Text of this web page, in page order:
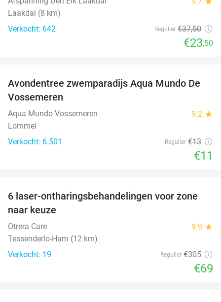
Laakdal (8 km)
Verkocht: 642
Regulier €37,50
€23,50
15%
Avondentree zwemparadijs Aqua Mundo De
Vossemeren
Aqua Mundo Vossemeren 9.2 star
Lommel
Verkocht: 6.501
Regulier €13
€11
77%
6 laser-ontharingsbehandelingen voor zone
naar keuze
Otrera Care 9.9 star
Tessenderlo-Ham (12 km)
Verkocht: 19
Regulier €305
€69